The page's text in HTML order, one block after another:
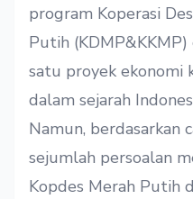
program Koperasi
Putih
satu proyek ekonomi
dalam sejarah
Namun, berdasarkan
sejumlah persoalan
Kopdes Merah Putih